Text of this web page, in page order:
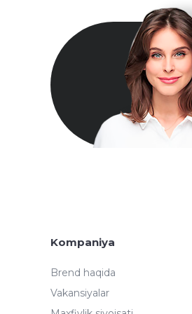
Kompaniya
Brend haqida
Vakansiyalar